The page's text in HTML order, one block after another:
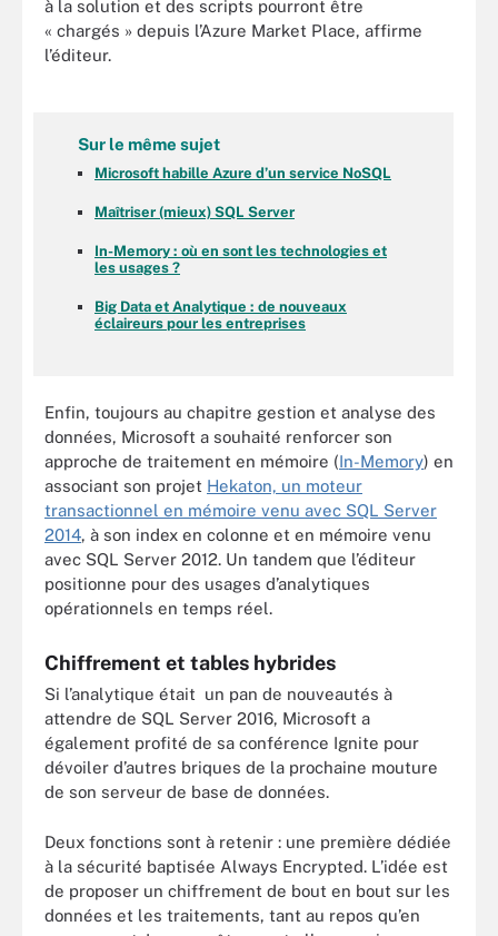
à la solution et des scripts pourront être
« chargés » depuis l’Azure Market Place, affirme
l’éditeur.
Sur le même sujet
Microsoft habille Azure d’un service NoSQL
Maîtriser (mieux) SQL Server
In-Memory : où en sont les technologies et
les usages ?
Big Data et Analytique : de nouveaux
éclaireurs pour les entreprises
Enfin, toujours au chapitre gestion et analyse des
données, Microsoft a souhaité renforcer son
approche de traitement en mémoire (In-Memory) en
associant son projet Hekaton, un moteur
transactionnel en mémoire venu avec SQL Server
2014, à son index en colonne et en mémoire venu
avec SQL Server 2012. Un tandem que l’éditeur
positionne pour des usages d’analytiques
opérationnels en temps réel.
Chiffrement et tables hybrides
Si l’analytique était un pan de nouveautés à
attendre de SQL Server 2016, Microsoft a
également profité de sa conférence Ignite pour
dévoiler d’autres briques de la prochaine mouture
de son serveur de base de données.
Deux fonctions sont à retenir : une première dédiée
à la sécurité baptisée Always Encrypted. L’idée est
de proposer un chiffrement de bout en bout sur les
données et les traitements, tant au repos qu’en